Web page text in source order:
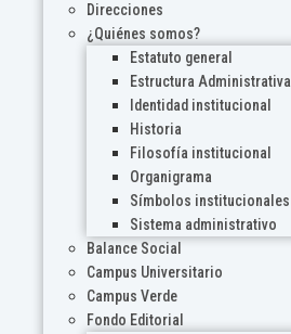
Direcciones
¿Quiénes somos?
Estatuto general
Estructura Administrativa
Identidad institucional
Historia
Filosofía institucional
Organigrama
Símbolos institucionales
Sistema administrativo
Balance Social
Campus Universitario
Campus Verde
Fondo Editorial